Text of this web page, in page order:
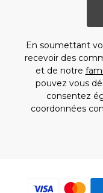
En soumettant
recevoir des
et de notre
pouvez vous
consentez
coordonnées